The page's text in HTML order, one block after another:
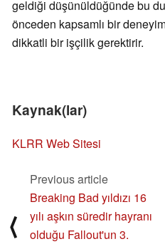
geldiği düşünüldüğünde bu
önceden kapsamlı bir
dikkatli bir işçilik gerektirir.
Kaynak(lar)
KLRR Web Sitesi
⟨
Previous article
Breaking Bad yıldızı 16
yılı aşkın süredir hayranı
olduğu Fallout'un 3.